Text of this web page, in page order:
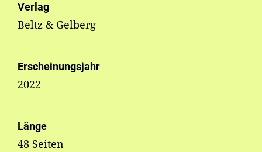
Verlag
Beltz & Gelberg
Erscheinungsjahr
2022
Länge
48 Seiten